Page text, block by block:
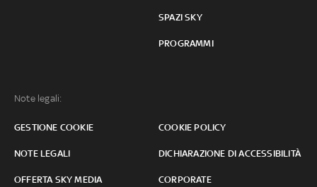
SPAZI SKY
PROGRAMMI
Note legali:
GESTIONE COOKIE COOKIE POLICY
NOTE LEGALI DICHIARAZIONE DI ACCESSIBILITÀ
OFFERTA SKY MEDIA CORPORATE